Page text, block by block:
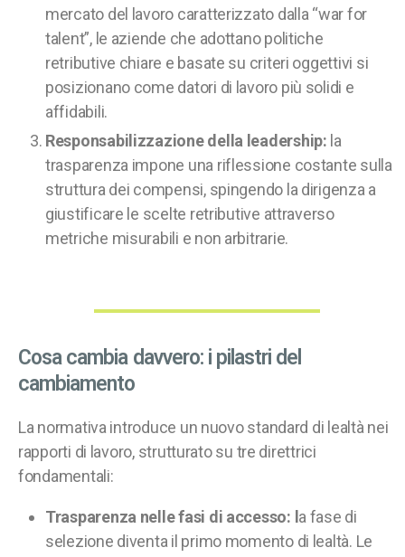
mercato del lavoro caratterizzato dalla “war for
talent”, le aziende che adottano politiche
retributive chiare e basate su criteri oggettivi si
posizionano come datori di lavoro più solidi e
affidabili.
Responsabilizzazione della leadership: la
trasparenza impone una riflessione costante sulla
struttura dei compensi, spingendo la dirigenza a
giustificare le scelte retributive attraverso
metriche misurabili e non arbitrarie.
Cosa cambia davvero: i pilastri del
cambiamento
La normativa introduce un nuovo standard di lealtà nei
rapporti di lavoro, strutturato su tre direttrici
fondamentali:
Trasparenza nelle fasi di accesso: la fase di
selezione diventa il primo momento di lealtà. Le